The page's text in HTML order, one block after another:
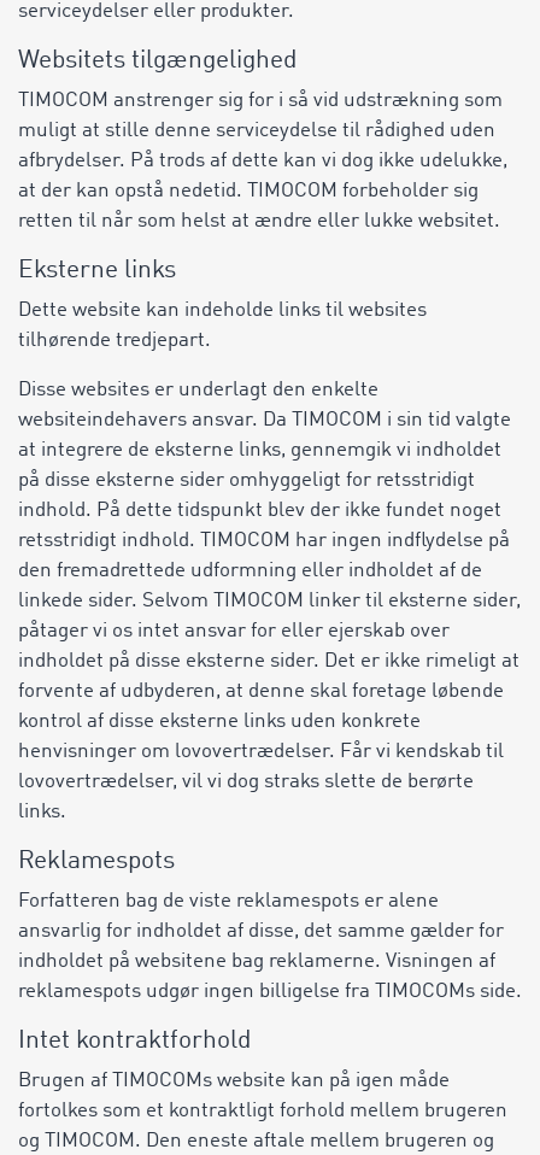
serviceydelser eller produkter.
Websitets tilgængelighed
TIMOCOM anstrenger sig for i så vid udstrækning som
muligt at stille denne serviceydelse til rådighed uden
afbrydelser. På trods af dette kan vi dog ikke udelukke,
at der kan opstå nedetid. TIMOCOM forbeholder sig
retten til når som helst at ændre eller lukke websitet.
Eksterne links
Dette website kan indeholde links til websites
tilhørende tredjepart.
Disse websites er underlagt den enkelte
websiteindehavers ansvar. Da TIMOCOM i sin tid valgte
at integrere de eksterne links, gennemgik vi indholdet
på disse eksterne sider omhyggeligt for retsstridigt
indhold. På dette tidspunkt blev der ikke fundet noget
retsstridigt indhold. TIMOCOM har ingen indflydelse på
den fremadrettede udformning eller indholdet af de
linkede sider. Selvom TIMOCOM linker til eksterne sider,
påtager vi os intet ansvar for eller ejerskab over
indholdet på disse eksterne sider. Det er ikke rimeligt at
forvente af udbyderen, at denne skal foretage løbende
kontrol af disse eksterne links uden konkrete
henvisninger om lovovertrædelser. Får vi kendskab til
lovovertrædelser, vil vi dog straks slette de berørte
links.
Reklamespots
Forfatteren bag de viste reklamespots er alene
ansvarlig for indholdet af disse, det samme gælder for
indholdet på websitene bag reklamerne. Visningen af
reklamespots udgør ingen billigelse fra TIMOCOMs side.
Intet kontraktforhold
Brugen af TIMOCOMs website kan på igen måde
fortolkes som et kontraktligt forhold mellem brugeren
og TIMOCOM. Den eneste aftale mellem brugeren og